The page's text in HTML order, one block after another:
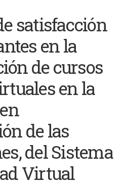
satisfacción
en la
de cursos
en la
de las
del Sistema
Virtual